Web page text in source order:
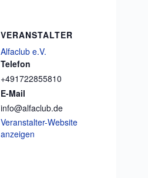
VERANSTALTER
Alfaclub e.V.
Telefon
+491722855810
E-Mail
info@alfaclub.de
Veranstalter-Website
anzeigen